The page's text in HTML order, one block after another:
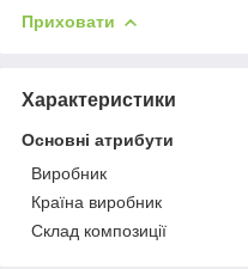
Приховати
Характеристики
Основні атрибути
Виробник
Країна виробник
Склад композиції